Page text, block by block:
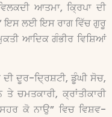
ਆਤਮਾ, ਕ੍ਰਿਪਾ ਦੀ
ਇਸ ਲਈ ਇਸ ਰਾਗ ਵਿੱਚ ਗੁਰੂ
ਆਦਿਕ ਗੰਭੀਰ ਵਿਸ਼ਿਆਂ
ਦੀ ਦੂਰ-ਦ੍ਰਿਸ਼ਟੀ, ਡੂੰਘੀ ਸੋਚ,
ਚਮਤਕਾਰੀ, ਕ੍ਰਾਂਤੀਕਾਰੀ
ਕੋ ਨਾਉ” ਵਿਚ ਵਿਸ਼ਵ-